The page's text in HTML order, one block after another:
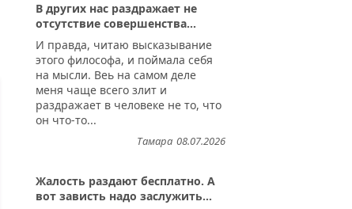
В других нас раздражает не
отсутствие совершенства...
И правда, читаю высказывание
этого философа, и поймала себя
на мысли. Веь на самом деле
меня чаще всего злит и
раздражает в человеке не то, что
он что-то...
08.07.2026
Тамара
Жалость раздают бесплатно. А
вот зависть надо заслужить...